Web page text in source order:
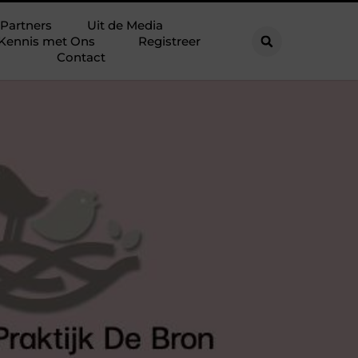
Partners
Uit de Media
met Ons
Registreer
Contact